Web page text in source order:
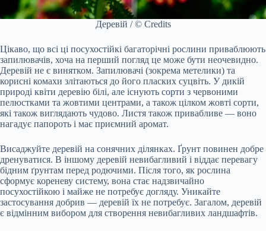
Деревій / © Credits
Цікаво, що всі ці посухостійкі багаторічні рослини приваблюють
запилювачів, хоча на перший погляд це може бути неочевидно.
Деревій не є винятком. Запилювачі (зокрема метелики) та
корисні комахи злітаються до його пласких суцвіть. У дикій
природі квіти деревію білі, але існують сорти з червоними
пелюстками та жовтими центрами, а також цілком жовті сорти,
які також виглядають чудово. Листя також привабливе — воно
нагадує папороть і має приємний аромат.
Висаджуйте деревій на сонячних ділянках. Ґрунт повинен добре
дренуватися. В іншому деревій невибагливий і віддає перевагу
бідним ґрунтам перед родючими. Після того, як рослина
сформує кореневу систему, вона стає надзвичайно
посухостійкою і майже не потребує догляду. Уникайте
застосування добрив — деревій їх не потребує. Загалом, деревій
є відмінним вибором для створення невибагливих ландшафтів.